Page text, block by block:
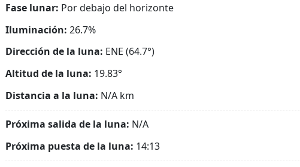
Fase lunar: Por debajo del horizonte
Iluminación: 26.7%
Dirección de la luna: ENE (64.7°)
Altitud de la luna: 19.83°
Distancia a la luna: N/A km
Próxima salida de la luna: N/A
Próxima puesta de la luna: 14:13